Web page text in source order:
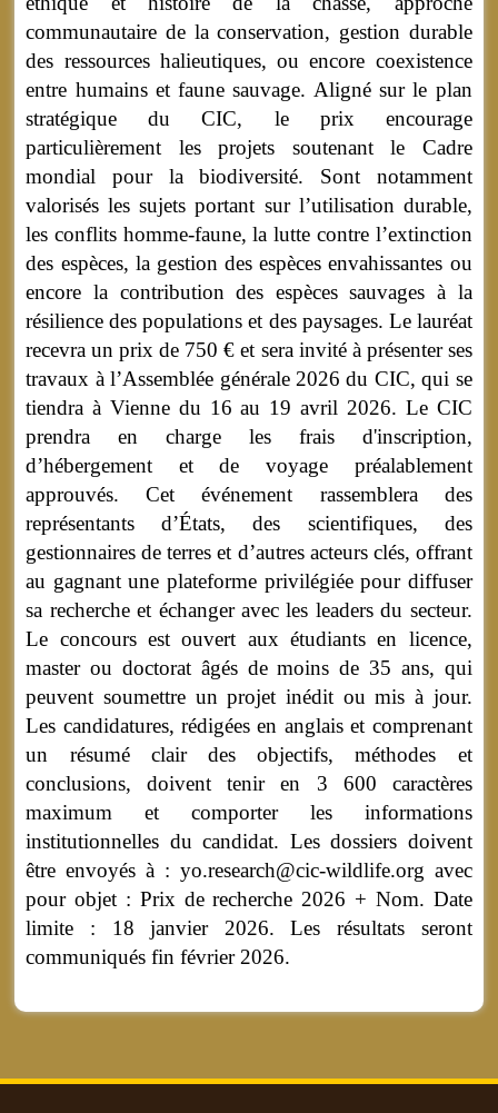
communautaire de la conservation, gestion durable
des ressources halieutiques, ou encore coexistence
entre humains et faune sauvage. Aligné sur le plan
stratégique du CIC, le prix encourage
particulièrement les projets soutenant le Cadre
mondial pour la biodiversité. Sont notamment
valorisés les sujets portant sur l’utilisation durable,
les conflits homme-faune, la lutte contre l’extinction
des espèces, la gestion des espèces envahissantes ou
encore la contribution des espèces sauvages à la
résilience des populations et des paysages. Le lauréat
recevra un prix de 750 € et sera invité à présenter ses
travaux à l’Assemblée générale 2026 du CIC, qui se
tiendra à Vienne du 16 au 19 avril 2026. Le CIC
prendra en charge les frais d'inscription,
d’hébergement et de voyage préalablement
approuvés. Cet événement rassemblera des
représentants d’États, des scientifiques, des
gestionnaires de terres et d’autres acteurs clés, offrant
au gagnant une plateforme privilégiée pour diffuser
sa recherche et échanger avec les leaders du secteur.
Le concours est ouvert aux étudiants en licence,
master ou doctorat âgés de moins de 35 ans, qui
peuvent soumettre un projet inédit ou mis à jour.
Les candidatures, rédigées en anglais et comprenant
un résumé clair des objectifs, méthodes et
conclusions, doivent tenir en 3 600 caractères
maximum et comporter les informations
institutionnelles du candidat. Les dossiers doivent
être envoyés à : yo.research@cic-wildlife.org avec
pour objet : Prix de recherche 2026 + Nom. Date
limite : 18 janvier 2026. Les résultats seront
communiqués fin février 2026.